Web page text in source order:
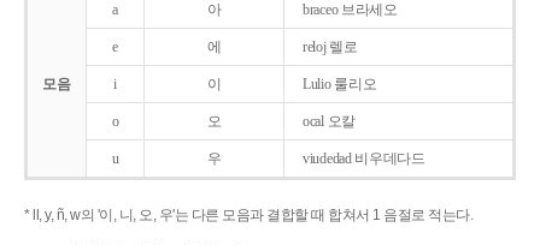
모음
a 아 braceo 브라세오
e 에 reloj 렐로
i 이 Lulio 룰리오
o 오 ocal 오칼
u 우 viudedad 비우데다드
* ll, y, ñ, w의 '이, 니, 오, 우'는 다른 모음과 결합할 때 합쳐서 1 음절로 적는다.